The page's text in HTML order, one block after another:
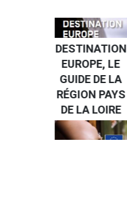
DESTINATION
EUROPE, LE
GUIDE DE LA
RÉGION PAYS
DE LA LOIRE